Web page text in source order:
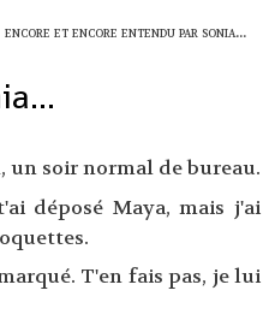
encore et encore entendu par sonia...
un soir normal de bureau.
déposé Maya, mais j'ai
T'en fais pas, je lui